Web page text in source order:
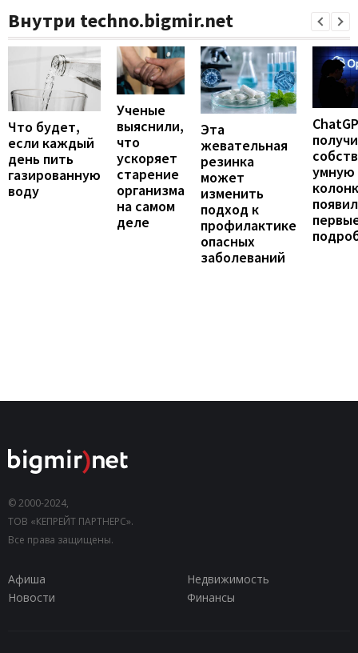
Внутри techno.bigmir.net
Что будет,
если каждый
день пить
газированную
воду
Ученые
выяснили,
что
ускоряет
старение
организма
на самом
деле
Эта
жевательная
резинка
может
изменить
подход к
профилактике
опасных
заболеваний
умную
© 2000-2024,
ТОВ «КЕПРЕЙТ ПАРТНЕРС».
Все права защищены.
Афиша
Недвижимость
Новости
Финансы